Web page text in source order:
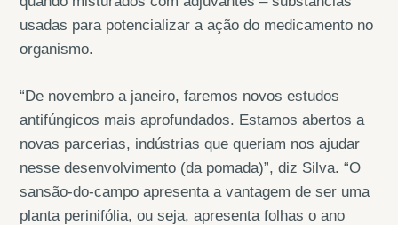
usadas para potencializar a ação do medicamento no
organismo.
“De novembro a janeiro, faremos novos estudos
antifúngicos mais aprofundados. Estamos abertos a
novas parcerias, indústrias que queriam nos ajudar
nesse desenvolvimento (da pomada)”, diz Silva. “O
sansão-do-campo apresenta a vantagem de ser uma
planta perinifólia, ou seja, apresenta folhas o ano